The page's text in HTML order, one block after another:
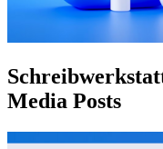
Media Posts